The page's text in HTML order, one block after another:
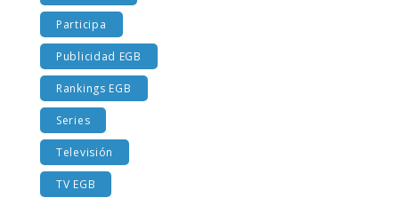
Participa
Publicidad EGB
Rankings EGB
Series
Televisión
TV EGB